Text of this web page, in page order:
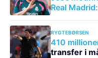
Real Madrid:
RYGTEBØRSEN
410
transfer i